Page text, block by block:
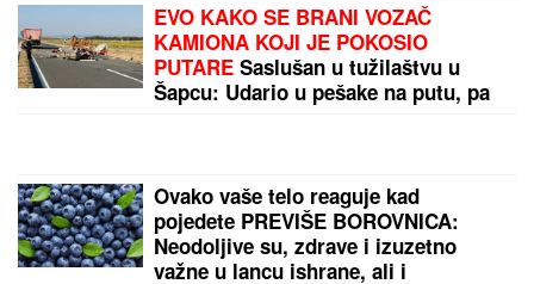
EVO KAKO SE BRANI VOZAČ
KAMIONA KOJI JE POKOSIO
PUTARE Saslušan u tužilaštvu u
Šapcu: Udario u pešake na putu, pa
Ovako vaše telo reaguje kad
pojedete PREVIŠE BOROVNICA:
Neodoljive su, zdrave i izuzetno
važne u lancu ishrane, ali i